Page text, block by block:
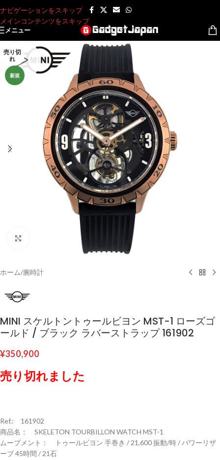
ナビゲーションをスキップ
メインコンテンツをスキップ
メニュー
売り切
れ
新規
ホーム/腕時計
MINI スケルトントゥールビヨン MST-1 ローズゴ
ールド / ブラック ラバーストラップ 161902
¥350,900
売り切れました
Ref.: 161902
商品名： SKELETON TOURBILLON WATCH MST-1
ムーブメント： トゥールビヨン 手巻き / 21,600 振動/時 / パワーリザ
ーブ 45時間 / 21石